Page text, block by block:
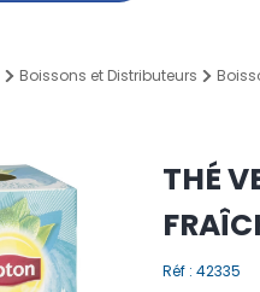
Boissons et Distributeurs
THÉ
Réf : 42335